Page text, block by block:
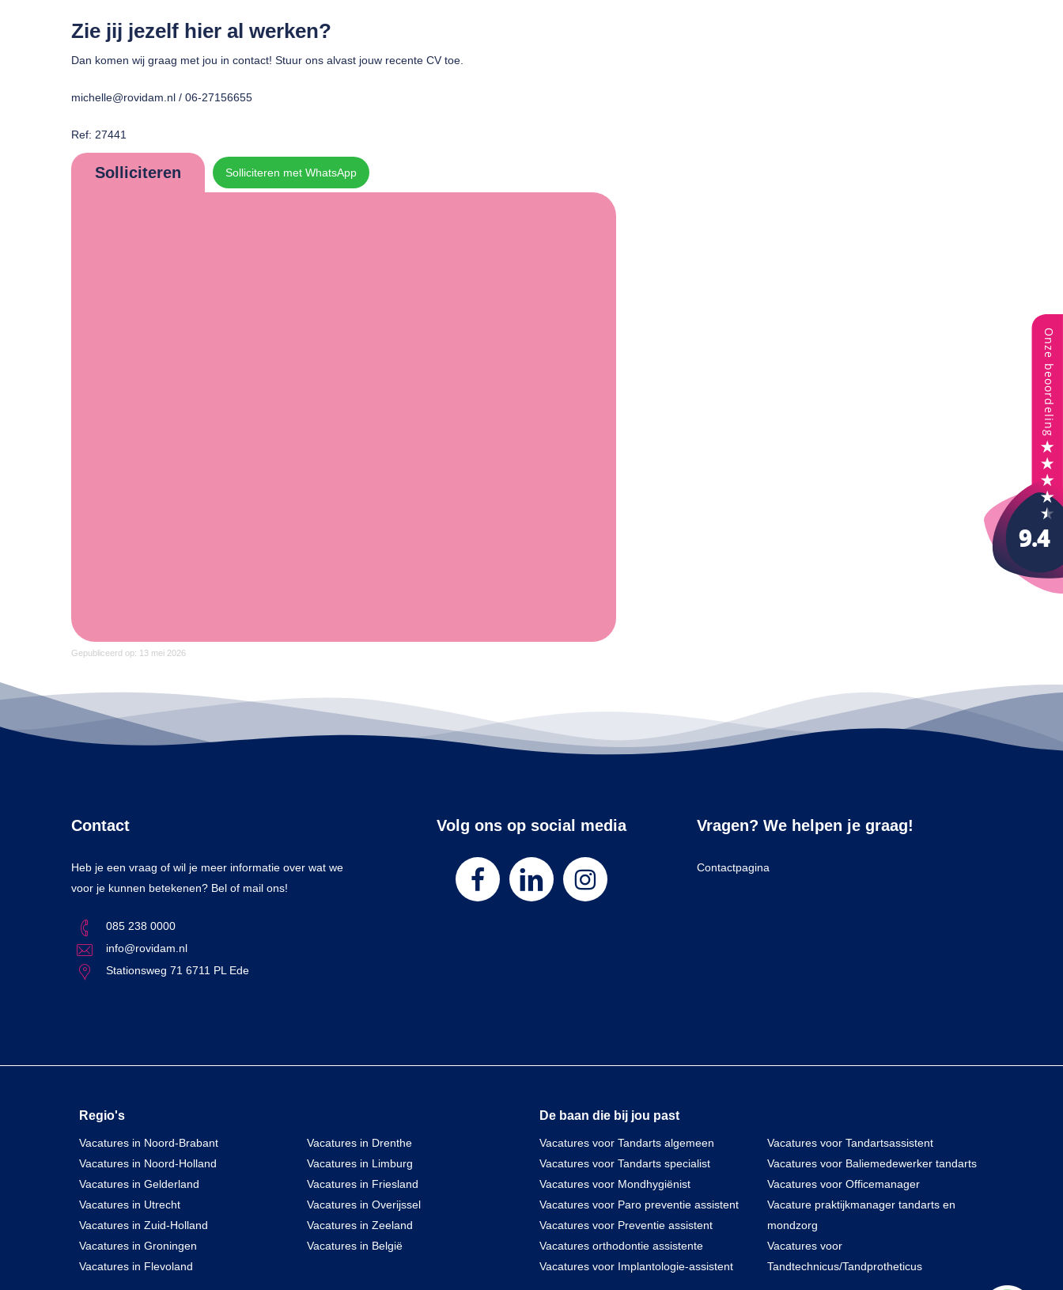
Zie jij jezelf hier al werken?
Dan komen wij graag met jou in contact! Stuur ons alvast jouw recente CV toe.
michelle@rovidam.nl / 06-27156655
Ref: 27441
Solliciteren Solliciteren met WhatsApp
Gepubliceerd op: 13 mei 2026
Contact
Heb je een vraag of wil je meer informatie over wat we
voor je kunnen betekenen? Bel of mail ons!
085 238 0000
info@rovidam.nl
Stationsweg 71 6711 PL Ede
Volg ons op social media Vragen? We helpen je graag!
Contactpagina
Regio's
Vacatures in Noord-Brabant
Vacatures in Noord-Holland
Vacatures in Gelderland
Vacatures in Utrecht
Vacatures in Zuid-Holland
Vacatures in Groningen
Vacatures in Flevoland
Vacatures in Drenthe
Vacatures in Limburg
Vacatures in Friesland
Vacatures in Overijssel
Vacatures in Zeeland
Vacatures in België
De baan die bij jou past
Vacatures voor Tandarts algemeen
Vacatures voor Tandarts specialist
Vacatures voor Mondhygiënist
Vacatures voor Paro preventie assistent
Vacatures voor Preventie assistent
Vacatures orthodontie assistente
Vacatures voor Implantologie-assistent
Vacatures voor Tandartsassistent
Vacatures voor Baliemedewerker tandarts
Vacatures voor Officemanager
Vacature praktijkmanager tandarts en
mondzorg
Vacatures voor
Tandtechnicus/Tandprotheticus